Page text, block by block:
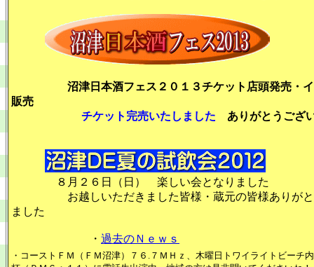
沼津日本酒フェス２０１３チケット店頭発売・イ
販売
チケット完売いたしました ありがとうござ
８月２６日（日）
楽しい会となりました
お越しいただきました皆様・蔵元の皆様ありがと
ました
・ 過去のＮｅｗｓ
・コーストＦＭ（ＦＭ沼津）７６.７ＭＨｚ、木曜日トワイライトビーチ